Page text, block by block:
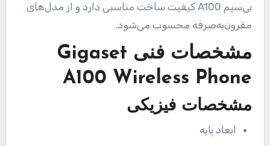
بی‌سیم A100 کیفیت ساخت مناسبی دارد و از مدل‌های
مقرون‌به‌صرفه محسوب می‌شود.
مشخصات فنی Gigaset
A100 Wireless Phone
مشخصات فیزیکی
ابعاد پایه